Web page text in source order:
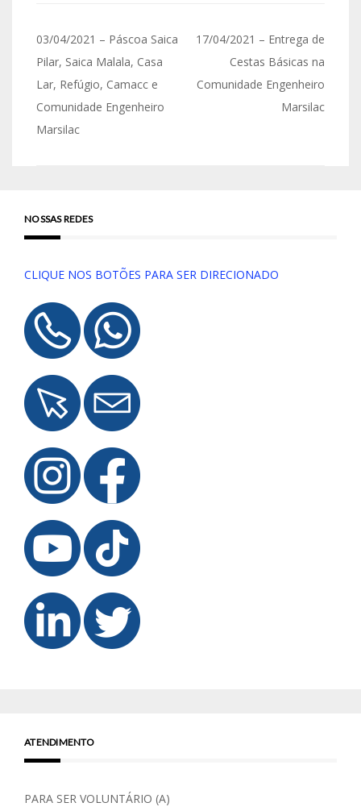
03/04/2021 – Páscoa Saica
Pilar, Saica Malala, Casa
Lar, Refúgio, Camacc e
Comunidade Engenheiro
Marsilac
17/04/2021 – Entrega de
Cestas Básicas na
Comunidade Engenheiro
Marsilac
NOSSAS REDES
CLIQUE NOS BOTÕES PARA SER DIRECIONADO
ATENDIMENTO
PARA SER VOLUNTÁRIO (A)